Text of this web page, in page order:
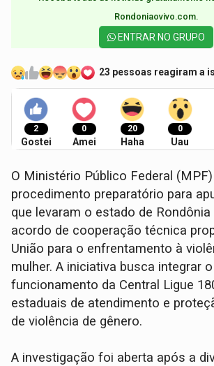
Rondoniaovivo.com.​
ENTRAR NO GRUPO
23 pessoas reagiram a
2
Gostei
0
Amei
20
Haha
0
Uau
O Ministério Público Federal
procedimento preparatório para
que levaram o estado de
acordo de cooperação técnica
União para o enfrentamento à
mulher. A iniciativa busca integrar o
funcionamento da Central Ligue
estaduais de atendimento e
de violência de gênero.
A investigação foi aberta após a